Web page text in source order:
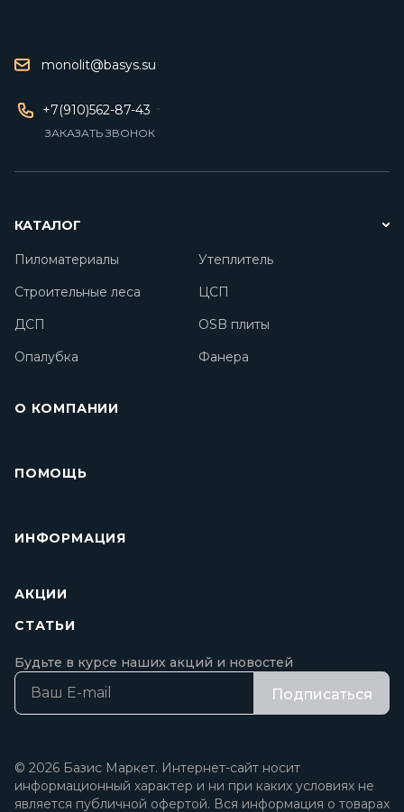
monolit@basys.su
+7(910)562-87-43
ЗАКАЗАТЬ ЗВОНОК
КАТАЛОГ
Пиломатериалы
Утеплитель
Строительные леса
ЦСП
ДСП
OSB плиты
Опалубка
Фанера
О КОМПАНИИ
ПОМОЩЬ
ИНФОРМАЦИЯ
АКЦИИ
СТАТЬИ
Будьте в курсе наших акций и новостей
Подписаться
© 2026 Базис Маркет. Интернет-сайт носит
информационный характер и ни при каких условиях не
является публичной офертой. Вся информация о товарах